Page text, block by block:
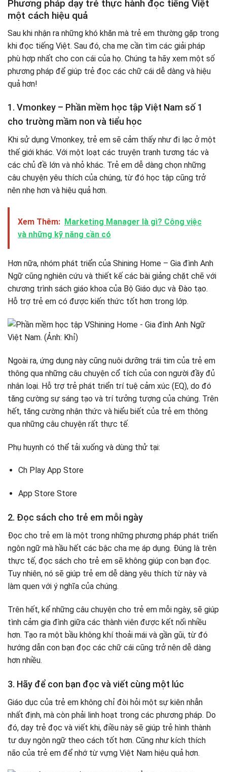
Phương pháp dạy trẻ thực hành đọc tiếng Việt
một cách hiệu quả
Sau khi nhận ra những khó khăn mà trẻ em thường gặp trong
khi đọc tiếng Việt. Sau đó, cha mẹ cần tìm các giải pháp
phù hợp nhất cho con cái của họ. Chúng ta hãy xem một số
phương pháp để giúp trẻ đọc các chữ cái dễ dàng và hiệu
quả hơn!
1. Vmonkey – Phần mềm học tập Việt Nam số 1
cho trường mầm non và tiểu học
Khi sử dụng Vmonkey, trẻ em sẽ cảm thấy như đi lạc ở một
thế giới khác. Với một loạt các truyện tranh tương tác và
các chủ đề lớn và nhỏ khác. Trẻ em dễ dàng chọn những
câu chuyện yêu thích của chúng, từ đó học tập cũng trở
nên nhẹ hơn và hiệu quả hơn.
Xem Thêm: Marketing Manager là gì? Công việc
và những kỹ năng cần có
Hơn nữa, nhóm phát triển của Shining Home – Gia đình Anh
Ngữ cũng nghiên cứu và thiết kế các bài giảng chặt chẽ với
chương trình sách giáo khoa của Bộ Giáo dục và Đào tạo.
Hỗ trợ trẻ em có được kiến ​​thức tốt hơn trong lớp.
Ngoài ra, ứng dụng này cũng nuôi dưỡng trái tim của trẻ em
thông qua những câu chuyện cổ tích của con người đầy đủ
nhân loại. Hỗ trợ trẻ phát triển trí tuệ cảm xúc (EQ), do đó
tăng cường sự sáng tạo và trí tưởng tượng của chúng. Trên
hết, tăng cường nhận thức và hiểu biết của trẻ em thông
qua những câu chuyện rất thực tế.
Phụ huynh có thể tải xuống và dùng thử tại:
Ch Play App Store
App Store Store
2. Đọc sách cho trẻ em mỗi ngày
Đọc cho trẻ em là một trong những phương pháp phát triển
ngôn ngữ mà hầu hết các bậc cha mẹ áp dụng. Đúng là trên
thực tế, đọc sách cho trẻ em sẽ không giúp con bạn đọc.
Tuy nhiên, nó sẽ giúp trẻ em dễ dàng yêu thích từ này và
làm quen với ý nghĩa của chúng.
Trên hết, kể những câu chuyện cho trẻ em mỗi ngày, sẽ giúp
tình cảm gia đình giữa các thành viên được kết nối nhiều
hơn. Tạo ra một bầu không khí thoải mái và gần gũi, từ đó
hướng dẫn con bạn đọc các chữ cái cũng trở nên dễ dàng
hơn nhiều.
3. Hãy để con bạn đọc và viết cùng một lúc
Giáo dục của trẻ em không chỉ đòi hỏi một sự kiên nhẫn
nhất định, mà còn phải linh hoạt trong các phương pháp. Do
đó, dạy trẻ đọc và viết khi, điều này sẽ giúp trẻ hình thành
tư duy ngôn ngữ theo cách tốt hơn. Cũng như kích thích
não của trẻ em để nhớ từ vựng Việt Nam hiệu quả hơn.